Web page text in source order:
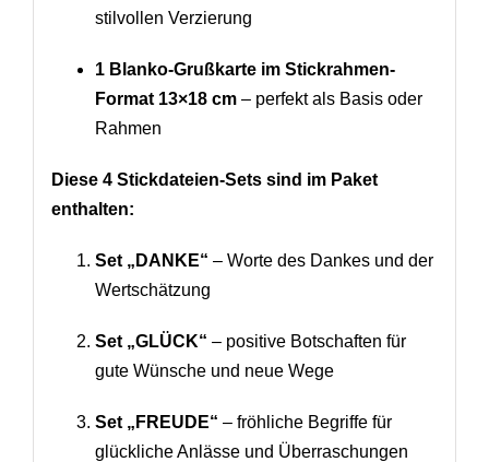
stilvollen Verzierung
1 Blanko-Grußkarte im Stickrahmen-
Format 13×18 cm– perfekt als Basis oder
Rahmen
Diese 4 Stickdateien-Sets sind im Paket
enthalten:
Set „DANKE“ – Worte des Dankes und der
Wertschätzung
Set „GLÜCK“ – positive Botschaften für
gute Wünsche und neue Wege
Set „FREUDE“ – fröhliche Begriffe für
glückliche Anlässe und Überraschungen